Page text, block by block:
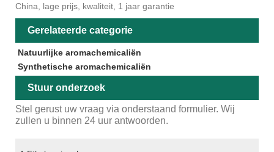
China, lage prijs, kwaliteit, 1 jaar garantie
Gerelateerde categorie
Natuurlijke aromachemicaliën
Synthetische aromachemicaliën
Stuur onderzoek
Stel gerust uw vraag via onderstaand formulier. Wij
zullen u binnen 24 uur antwoorden.